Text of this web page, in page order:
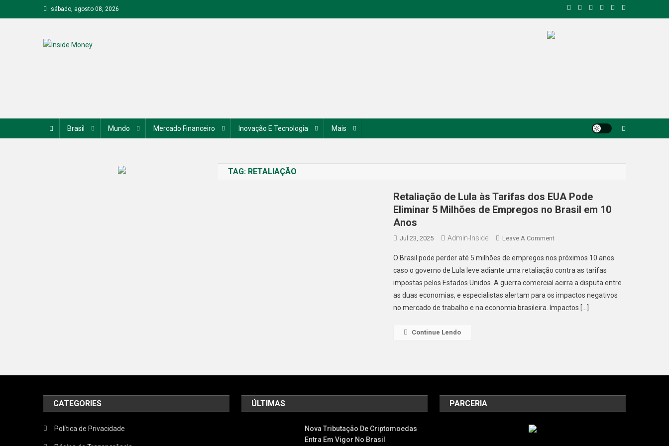
to
sábado, agosto 08, 2026
Brasil Mundo Mercado Financeiro Inovação E Tecnologia Mais
TAG: RETALIAÇÃO
Retaliação de Lula às Tarifas dos EUA Pode
Eliminar 5 Milhões de Empregos no Brasil em 10
Anos
Jul 23, 2025 Admin-Inside Leave A CommentOn
De
Lula
Às
Tarifas
Dos
De
No
O Brasil pode perder até 5 milhões de empregos nos próximos 10 anos
caso o governo de Lula leve adiante uma retaliação contra as tarifas
impostas pelos Estados Unidos. A guerra comercial acirra a disputa entre
as duas economias, e especialistas alertam para os impactos negativos
no mercado de trabalho e na economia brasileira. Impactos […]
Continue Lendo
CATEGORIES
Política de Privacidade
ÚLTIMAS
Nova Tributação De Criptomoedas
Entra Em Vigor No Brasil
PARCERIA